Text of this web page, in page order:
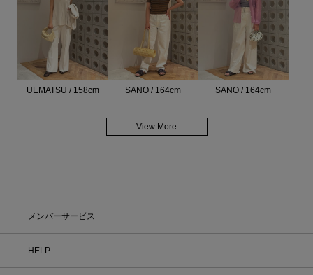
UEMATSU / 158cm SANO / 164cm SANO / 164cm
View More
メンバーサービス
HELP